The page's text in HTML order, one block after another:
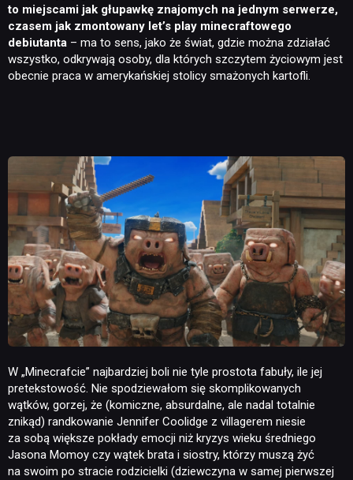
to miejscami jak głupawkę znajomych na jednym serwerze,
czasem jak zmontowany let’s play minecraftowego
debiutanta – ma to sens, jako że świat, gdzie można zdziałać
wszystko, odkrywają osoby, dla których szczytem życiowym jest
obecnie praca w amerykańskiej stolicy smażonych kartofli.
W „Minecrafcie” najbardziej boli nie tyle prostota fabuły, ile jej
pretekstowość. Nie spodziewałom się skomplikowanych
wątków, gorzej, że (komiczne, absurdalne, ale nadal totalnie
znikąd) randkowanie Jennifer Coolidge z villagerem niesie
za sobą większe pokłady emocji niż kryzys wieku średniego
Jasona Momoy czy wątek brata i siostry, którzy muszą żyć
na swoim po stracie rodzicielki (dziewczyna w samej pierwszej